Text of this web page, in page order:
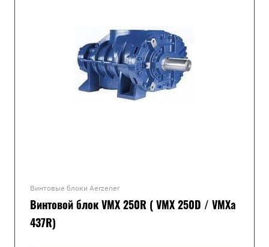
Винтовые блоки Aerzener
Винтовой блок VMX 250R ( VMX 250D / VMXa
437R)